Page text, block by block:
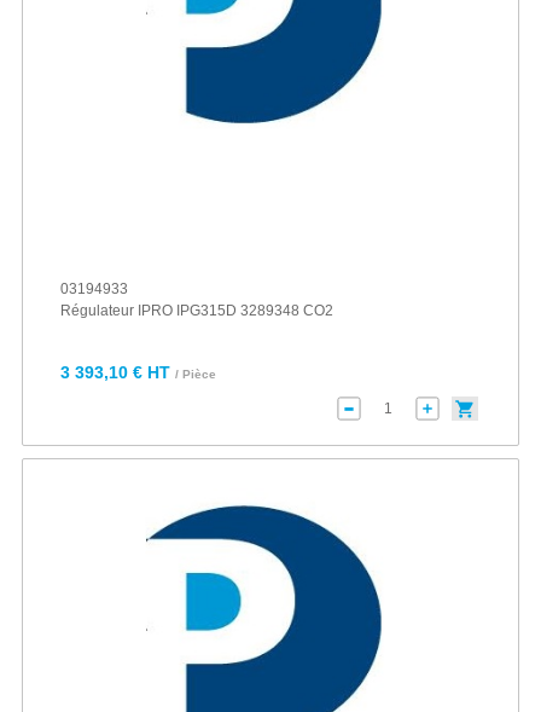
03194933
Régulateur IPRO IPG315D 3289348 CO2
3 393,10 € HT / Pièce